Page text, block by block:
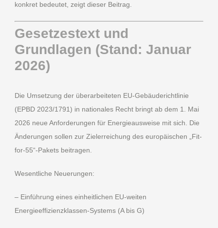
konkret bedeutet, zeigt dieser Beitrag.
Gesetzestext und
Grundlagen (Stand: Januar
2026)
Die Umsetzung der überarbeiteten EU-Gebäuderichtlinie
(EPBD 2023/1791) in nationales Recht bringt ab dem 1. Mai
2026 neue Anforderungen für Energieausweise mit sich. Die
Änderungen sollen zur Zielerreichung des europäischen „Fit-
for-55“-Pakets beitragen.
Wesentliche Neuerungen:
– Einführung eines einheitlichen EU-weiten
Energieeffizienzklassen-Systems (A bis G)